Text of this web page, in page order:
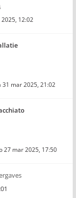
12:02
31 mar 2025, 21:02
27 mar 2025, 17:50